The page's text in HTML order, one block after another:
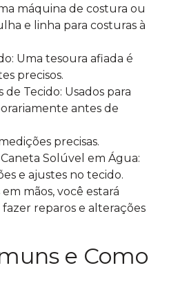
máquina de costura ou
e linha para costuras à
Uma tesoura afiada é
precisos.
Tecido: Usados para
antes de
precisas.
Solúvel em Água:
e ajustes no tecido.
mãos, você estará
reparos e alterações
e Como